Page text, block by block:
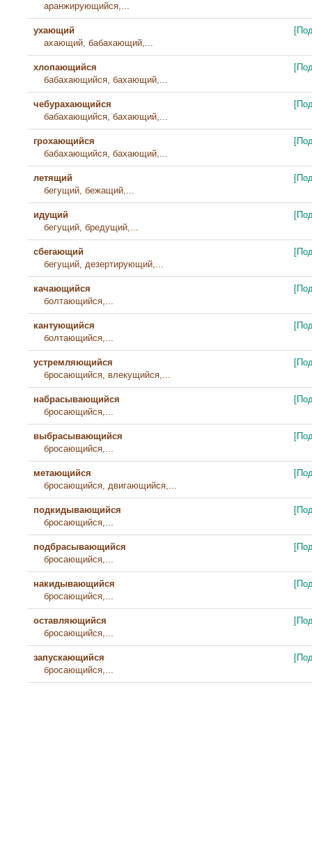
аранжирующийся,...
ухающий
ахающий, бабахающий,...
хлопающийся
бабахающийся, бахающий,...
чебурахающийся
бабахающийся, бахающий,...
грохающийся
бабахающийся, бахающий,...
летящий
бегущий, бежащий,...
идущий
бегущий, бредущий,...
сбегающий
бегущий, дезертирующий,...
качающийся
болтающийся,...
кантующийся
болтающийся,...
устремляющийся
бросающийся, влекущийся,...
набрасывающийся
бросающийся,...
выбрасывающийся
бросающийся,...
метающийся
бросающийся, двигающийся,...
подкидывающийся
бросающийся,...
подбрасывающийся
бросающийся,...
накидывающийся
бросающийся,...
оставляющийся
бросающийся,...
запускающийся
бросающийся,...